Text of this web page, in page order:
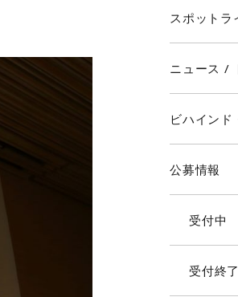
スポットラ
ニュース /
ビハインド
公募情報
受付中
受付終了